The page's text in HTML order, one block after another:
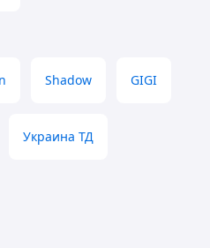
Shadow GIGI
Украина ТД